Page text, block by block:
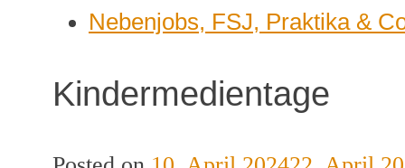
Nebenjobs, FSJ, Praktika &
Kindermedientage